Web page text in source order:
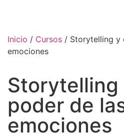
Inicio / Cursos / Storytelling y
emociones
Storytelling
poder de
emociones